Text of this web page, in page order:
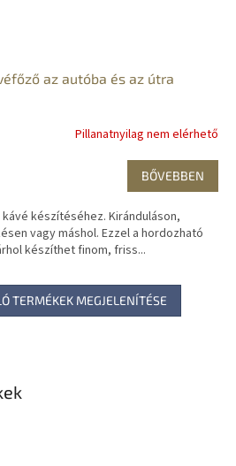
az autóba és az útra
Pillanatnyilag nem elérhető
BŐVEBBEN
készítéséhez. Kiránduláson,
vagy máshol. Ezzel a hordozható
készíthet finom, friss...
TERMÉKEK MEGJELENÍTÉSE